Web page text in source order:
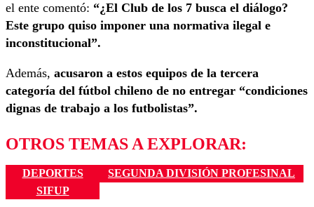
el ente comentó: “¿El Club de los 7 busca el diálogo?
Este grupo quiso imponer una normativa ilegal e
inconstitucional”.
Además, acusaron a estos equipos de la tercera
categoría del fútbol chileno de no entregar “condiciones
dignas de trabajo a los futbolistas”.
OTROS TEMAS A EXPLORAR:
DEPORTES
SEGUNDA DIVISIÓN PROFESINAL
SIFUP